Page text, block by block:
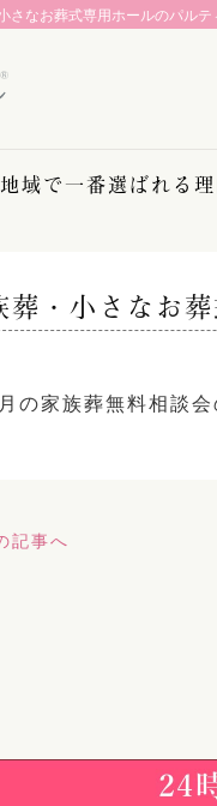
さなお葬式専用ホールのパルテ
地域で一番選ばれる
葬・小さなお
の家族葬無料相談
記事へ